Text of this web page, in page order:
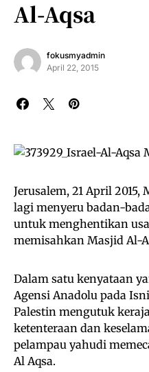
Al-Aqsa
fokusmyadmin
April 22, 2015
Jerusalem, 21 April
lagi menyeru badan-
untuk menghentikan
memisahkan Masjid Al-
Dalam satu kenyataan
Agensi Anadolu pada
Palestin mengutuk
ketenteraan dan
pelampau yahudi
Al Aqsa.